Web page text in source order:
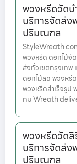
พวงหรีดวัด
บริการจัดส่ง
ปริมณฑล
พวงหรีด ดอกไม้จั
ส่งทั่วเขตกรุงเทพ
ดอกไม้สด พวงหรี
พวงหรีดสำเร็จรู
ทม Wreath
พวงหรีดวัด
บริการจัดส่ง
ปริมณฑล